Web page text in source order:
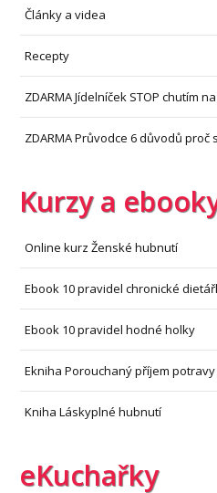
Články a videa
Recepty
ZDARMA Jídelníček STOP chutím
ZDARMA Průvodce 6 důvodů
Kurzy a
Online kurz Ženské hubnutí
Ebook 10 pravidel chronické
Ebook 10 pravidel hodné holky
Ekniha Porouchaný příjem potravy
Kniha Láskyplné hubnutí
eKuchařky